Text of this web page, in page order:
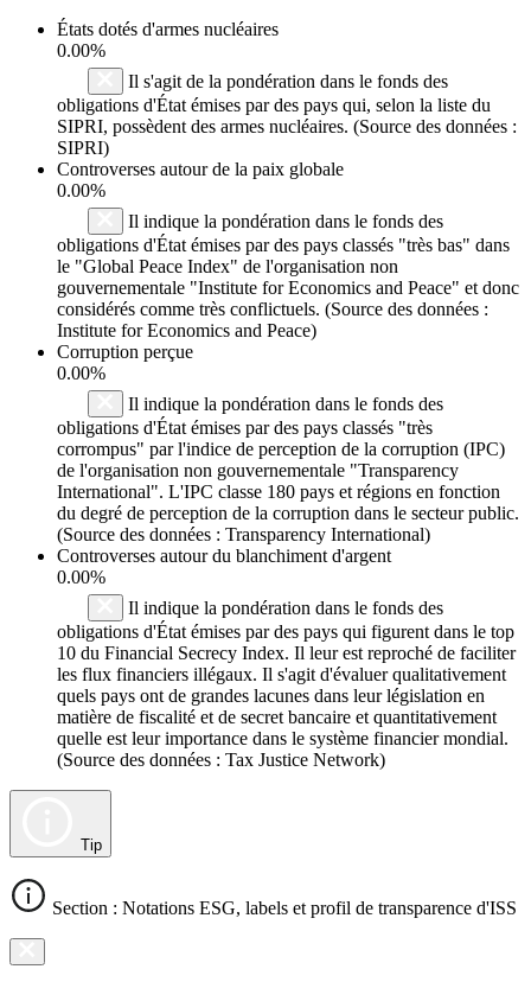
États dotés d'armes nucléaires
0.00%
Il s'agit de la pondération dans le fonds des
obligations d'État émises par des pays qui, selon la liste du
SIPRI, possèdent des armes nucléaires. (Source des données :
SIPRI)
Controverses autour de la paix globale
0.00%
Il indique la pondération dans le fonds des
obligations d'État émises par des pays classés "très bas" dans
le "Global Peace Index" de l'organisation non
gouvernementale "Institute for Economics and Peace" et donc
considérés comme très conflictuels. (Source des données :
Institute for Economics and Peace)
Corruption perçue
0.00%
Il indique la pondération dans le fonds des
obligations d'État émises par des pays classés "très
corrompus" par l'indice de perception de la corruption (IPC)
de l'organisation non gouvernementale "Transparency
International". L'IPC classe 180 pays et régions en fonction
du degré de perception de la corruption dans le secteur public.
(Source des données : Transparency International)
Controverses autour du blanchiment d'argent
0.00%
Il indique la pondération dans le fonds des
obligations d'État émises par des pays qui figurent dans le top
10 du Financial Secrecy Index. Il leur est reproché de faciliter
les flux financiers illégaux. Il s'agit d'évaluer qualitativement
quels pays ont de grandes lacunes dans leur législation en
matière de fiscalité et de secret bancaire et quantitativement
quelle est leur importance dans le système financier mondial.
(Source des données : Tax Justice Network)
Tip
Section : Notations ESG, labels et profil de transparence d'ISS